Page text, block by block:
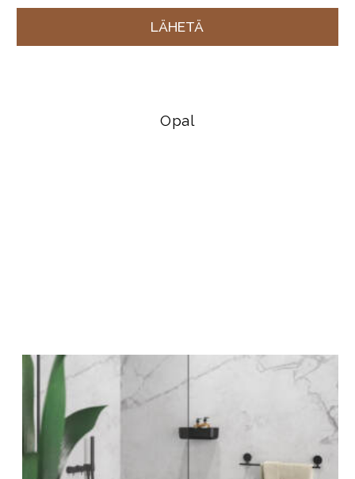
Opal